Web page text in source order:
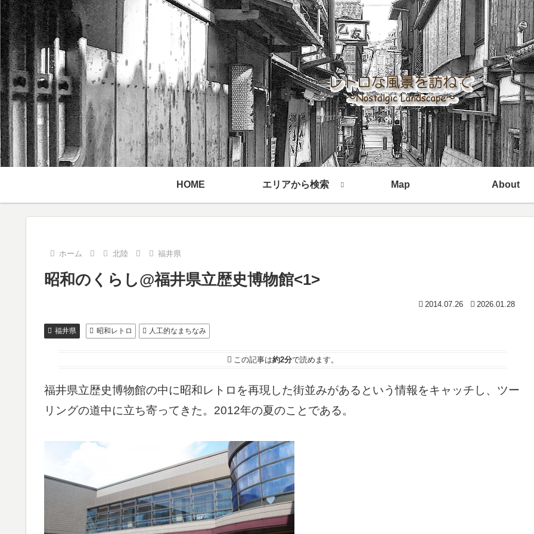
HOME エリアから検索 Map About
ホーム 北陸 福井県
昭和のくらし@福井県立歴史博物館<1>
2014.07.26 2026.01.28
福井県 昭和レトロ 人工的なまちなみ
この記事は約2分で読めます。
福井県立歴史博物館の中に昭和レトロを再現した街並みがあるという情報をキャッチし、ツー
リングの道中に立ち寄ってきた。2012年の夏のことである。